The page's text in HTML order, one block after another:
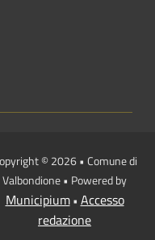
© 2026 • Comune di
Valbondione • Powered by
Municipium• Accesso
redazione